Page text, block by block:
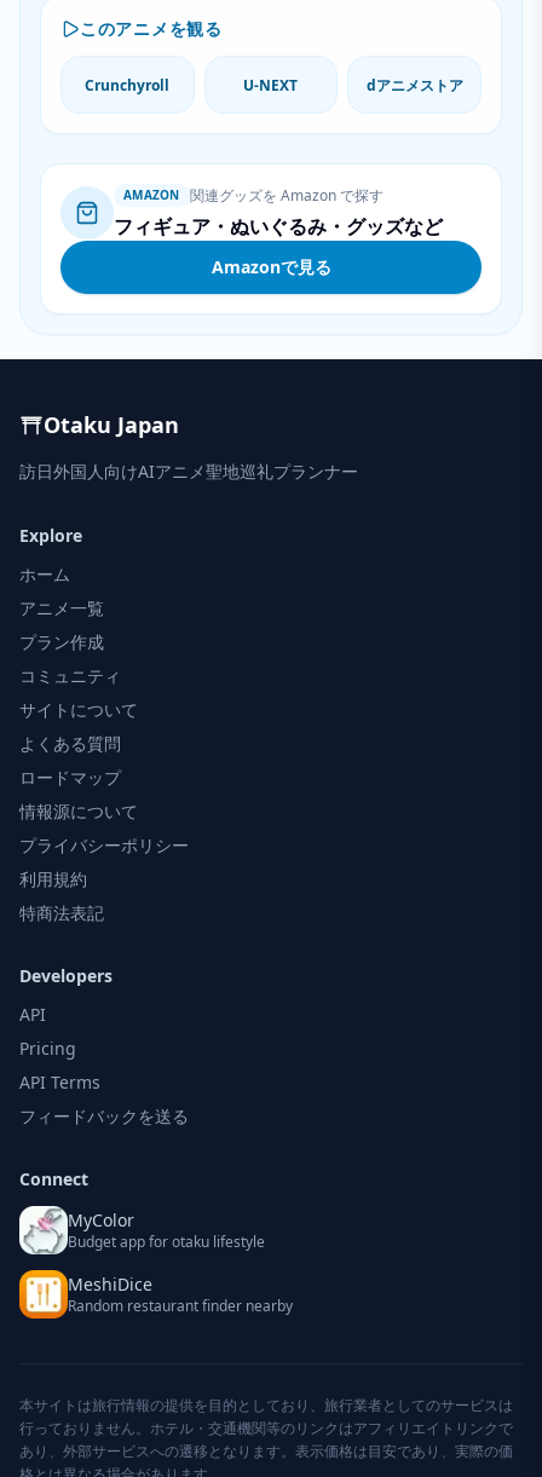
このアニメを観る
Crunchyroll U-NEXT dアニメストア
AMAZON 関連グッズを Amazon で探す
フィギュア・ぬいぐるみ・グッズなど
Amazonで見る
Otaku Japan
訪日外国人向けAIアニメ聖地巡礼プランナー
Explore
ホーム
アニメ一覧
プラン作成
コミュニティ
サイトについて
よくある質問
ロードマップ
情報源について
プライバシーポリシー
利用規約
特商法表記
Developers
API
Pricing
API Terms
フィードバックを送る
Connect
MyColor
Budget app for otaku lifestyle
MeshiDice
Random restaurant finder nearby
本サイトは旅行情報の提供を目的としており、旅行業者としてのサービスは
行っておりません。ホテル・交通機関等のリンクはアフィリエイトリンクで
あり、外部サービスへの遷移となります。表示価格は目安であり、実際の価